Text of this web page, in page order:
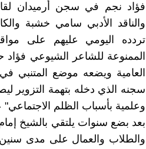
فؤاد نجم في سجن أرميدان لقاء
والناقد الأدبي سامي خشبة
تردده اليومي عليهم على
الممنوعة للشاعر الشيوعي
العامية ويضعه موضع
سجنه الذي دخله بتهمة التزوير
وعلمية بأسباب الظلم
بعد بضع سنوات يلتقي بالشيخ
والطلاب والعمال على مدى